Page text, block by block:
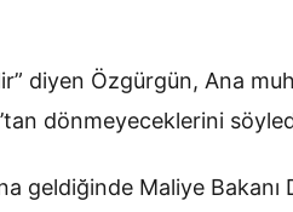
diyen Özgürgün, Ana
dönmeyeceklerini
geldiğinde Maliye Bakanı